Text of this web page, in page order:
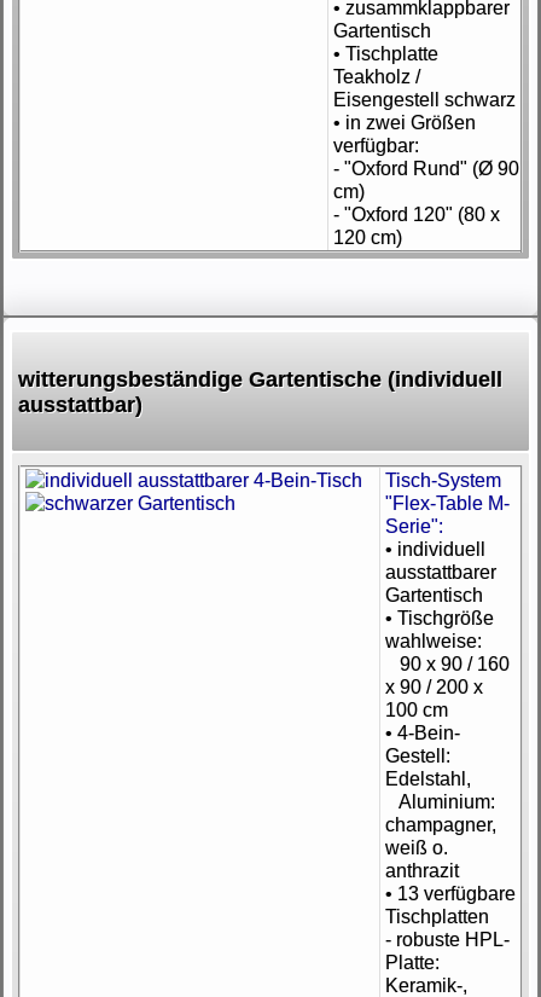
witterungsbeständige Gartentische (individuell
ausstattbar)
Tisch-System
"Flex-Table M-
Serie":
• individuell
ausstattbarer
Gartentisch
• Tischgröße
wahlweise:
90 x 90 / 160
x 90 / 200 x
100 cm
• 4-Bein-
Gestell:
Edelstahl,
Aluminium:
champagner,
weiß o.
anthrazit
• 13 verfügbare
Tischplatten
- robuste HPL-
Platte:
Keramik-,
• zusammklappbarer
Gartentisch
• Tischplatte
Teakholz /
Eisengestell schwarz
• in zwei Größen
verfügbar:
- "Oxford Rund" (Ø 90
cm)
- "Oxford 120" (80 x
120 cm)